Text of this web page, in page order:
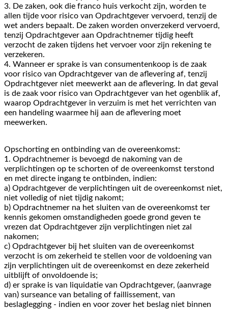
3. De zaken, ook die franco huis verkocht zijn, worden te
allen tijde voor risico van Opdrachtgever vervoerd, tenzij de
wet anders bepaalt. De zaken worden onverzekerd vervoerd,
tenzij Opdrachtgever aan Opdrachtnemer tijdig heeft
verzocht de zaken tijdens het vervoer voor zijn rekening te
verzekeren.
4. Wanneer er sprake is van consumentenkoop is de zaak
voor risico van Opdrachtgever van de aflevering af, tenzij
Opdrachtgever niet meewerkt aan de aflevering. In dat geval
is de zaak voor risico van Opdrachtgever van het ogenblik af,
waarop Opdrachtgever in verzuim is met het verrichten van
een handeling waarmee hij aan de aflevering moet
meewerken.
Opschorting en ontbinding van de overeenkomst:
1. Opdrachtnemer is bevoegd de nakoming van de
verplichtingen op te schorten of de overeenkomst terstond
en met directe ingang te ontbinden, indien:
a) Opdrachtgever de verplichtingen uit de overeenkomst niet,
niet volledig of niet tijdig nakomt;
b) Opdrachtnemer na het sluiten van de overeenkomst ter
kennis gekomen omstandigheden goede grond geven te
vrezen dat Opdrachtgever zijn verplichtingen niet zal
nakomen;
c) Opdrachtgever bij het sluiten van de overeenkomst
verzocht is om zekerheid te stellen voor de voldoening van
zijn verplichtingen uit de overeenkomst en deze zekerheid
uitblijft of onvoldoende is;
d) er sprake is van liquidatie van Opdrachtgever, (aanvrage
van) surseance van betaling of faillissement, van
beslaglegging - indien en voor zover het beslag niet binnen